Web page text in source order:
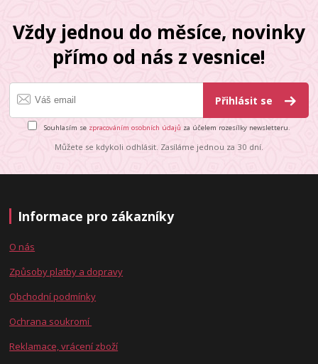
Vždy jednou do měsíce, novinky
přímo od nás z vesnice!
Přihlásit se
Souhlasím se zpracováním osobních údajů za účelem rozesílky newsletteru.
Můžete se kdykoli odhlásit. Zasíláme jednou za 30 dní.
Informace pro zákazníky
O nás
Způsoby platby a dopravy
Obchodní podmínky
Ochrana soukromí
Reklamace, vrácení zboží